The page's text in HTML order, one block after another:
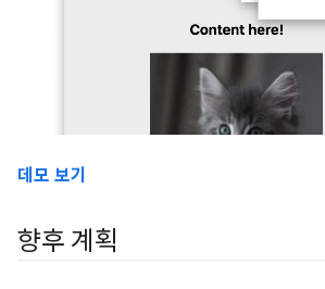
데모 보기
향후 계획